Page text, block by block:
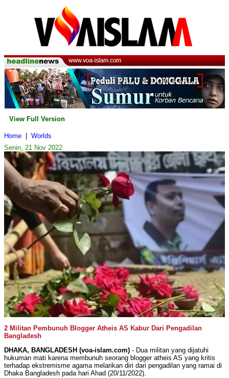
View Full Version
Home
Worlds
Senin, 21 Nov 2022
2 Militan Pembunuh Blogger Atheis AS Kabur Dari Pengadilan
Bangladesh
DHAKA, BANGLADESH (voa-islam.com) - Dua militan yang dijatuhi
hukuman mati karena membunuh seorang blogger atheis AS yang kritis
terhadap ekstremisme agama melarikan diri dari pengadilan yang ramai di
Dhaka Bangladesh pada hari Ahad (20/11/2022).